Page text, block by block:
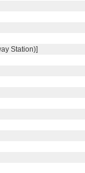
Station)]